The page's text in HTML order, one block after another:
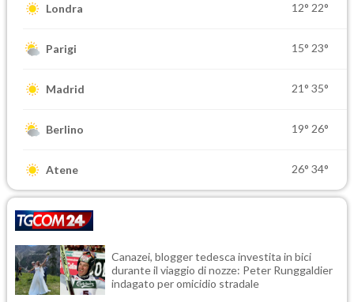
Londra 12° 22°
Parigi 15° 23°
Madrid 21° 35°
Berlino 19° 26°
Atene 26° 34°
Canazei, blogger tedesca investita in bici
durante il viaggio di nozze: Peter Runggaldier
indagato per omicidio stradale